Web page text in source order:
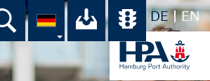
DE EN
Ansprechpartner im
Suche Ihr Download-